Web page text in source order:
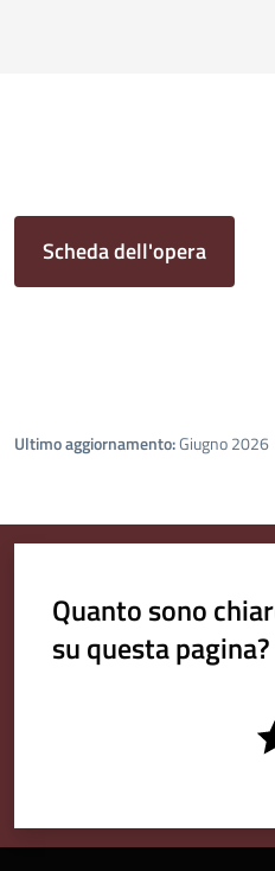
Scheda dell'opera
Ultimo aggiornamento:Giugno 2026
Quanto sono
su questa pagina?
1